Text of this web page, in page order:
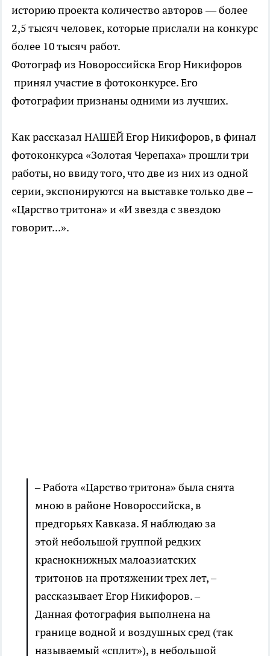
историю проекта количество авторов — более
2,5 тысяч человек, которые прислали на конкурс
более 10 тысяч работ.
Фотограф из Новороссийска Егор Никифоров
принял участие в фотоконкурсе. Его
фотографии признаны одними из лучших.
Как рассказал НАШЕЙ Егор Никифоров, в финал
фотоконкурса «Золотая Черепаха» прошли три
работы, но ввиду того, что две из них из одной
серии, экспонируются на выставке только две –
«Царство тритона» и «И звезда с звездою
говорит...».
– Работа «Царство тритона» была снята
мною в районе Новороссийска, в
предгорьях Кавказа. Я наблюдаю за
этой небольшой группой редких
краснокнижных малоазиатских
тритонов на протяжении трех лет, –
рассказывает Егор Никифоров. –
Данная фотография выполнена на
границе водной и воздушных сред (так
называемый «сплит»), в небольшой